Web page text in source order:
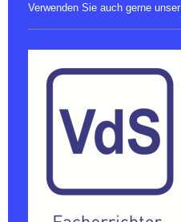
Verwenden Sie auch gerne unser